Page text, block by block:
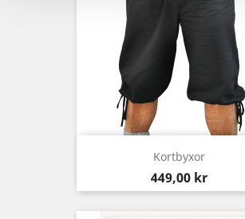
Kortbyxor
Pris
449,00 kr